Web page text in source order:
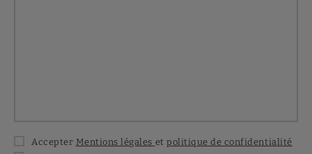
Accepter Mentions légales etpolitique de confidentialité